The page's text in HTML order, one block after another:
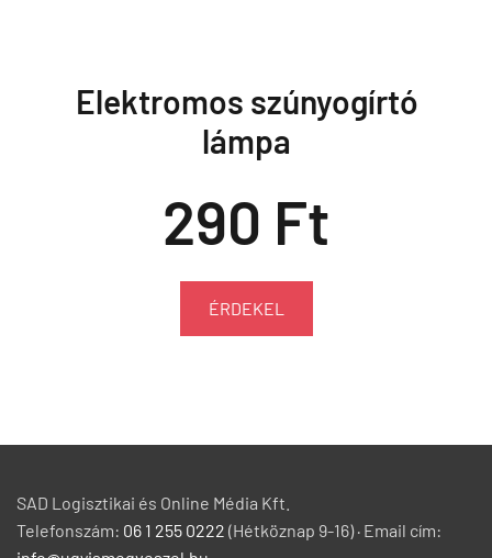
Elektromos szúnyogírtó
lámpa
290 Ft
ÉRDEKEL
SAD Logisztikai és Online Média Kft.
Telefonszám: 06 1 255 0222 (Hétköznap 9-16) · Email cím: